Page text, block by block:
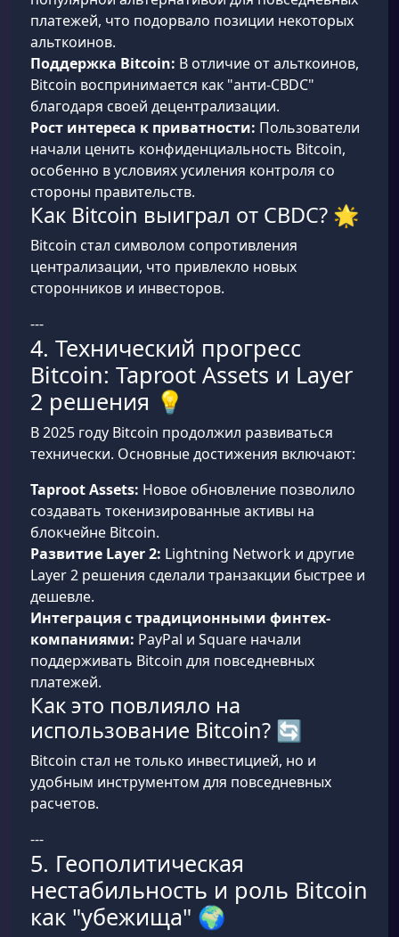
платежей, что подорвало позиции некоторых
альткоинов.
Поддержка Bitcoin: В отличие от альткоинов,
Bitcoin воспринимается как "анти-CBDC"
благодаря своей децентрализации.
Рост интереса к приватности: Пользователи
начали ценить конфиденциальность Bitcoin,
особенно в условиях усиления контроля со
стороны правительств.
Как Bitcoin выиграл от CBDC? 🌟
Bitcoin стал символом сопротивления
централизации, что привлекло новых
сторонников и инвесторов.
---
4. Технический прогресс
Bitcoin: Taproot Assets и Layer
2 решения 💡
В 2025 году Bitcoin продолжил развиваться
технически. Основные достижения включают:
Taproot Assets: Новое обновление позволило
создавать токенизированные активы на
блокчейне Bitcoin.
Развитие Layer 2: Lightning Network и другие
Layer 2 решения сделали транзакции быстрее и
дешевле.
Интеграция с традиционными финтех-
компаниями: PayPal и Square начали
поддерживать Bitcoin для повседневных
платежей.
Как это повлияло на
использование Bitcoin? 🔄
Bitcoin стал не только инвестицией, но и
удобным инструментом для повседневных
расчетов.
---
5. Геополитическая
нестабильность и роль Bitcoin
как "убежища" 🌍